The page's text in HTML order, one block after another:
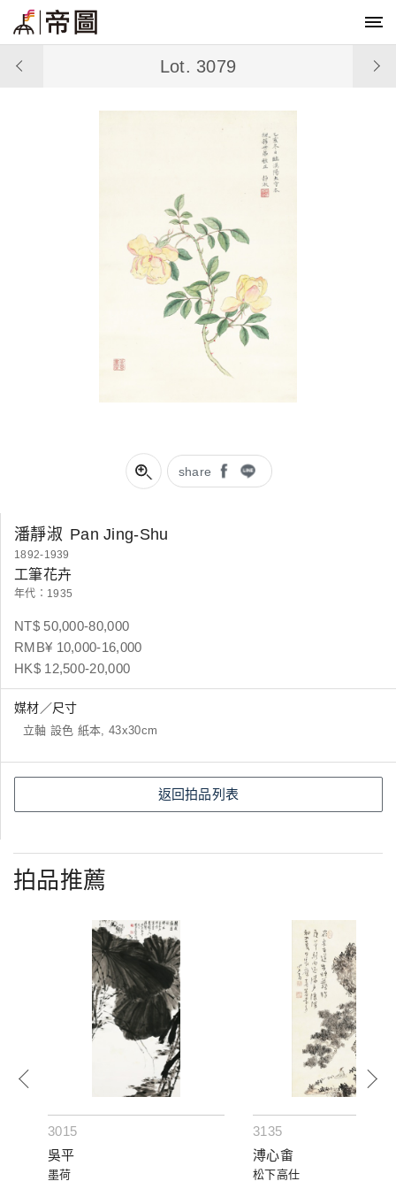
share
Lot. 3079
潘靜淑 Pan Jing-Shu
1892-1939
工筆花卉
年代：1935
NT$ 50,000-80,000
RMB¥ 10,000-16,000
HK$ 12,500-20,000
媒材／尺寸
立軸 設色 紙本, 43x30cm
返回拍品列表
拍品推薦
3015
吳平
墨荷
3135
溥心畬
松下高仕